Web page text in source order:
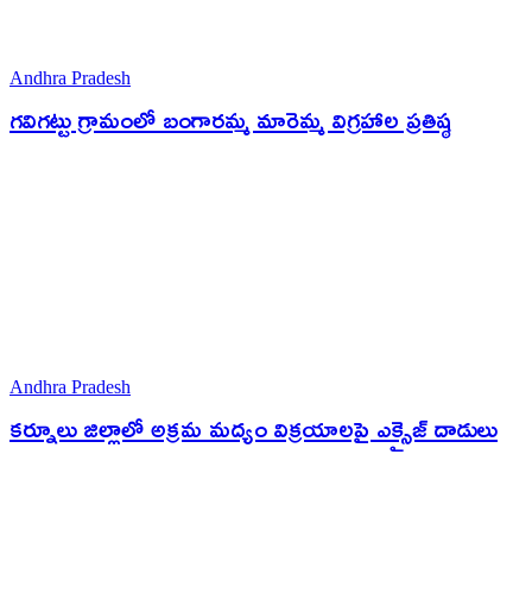
Andhra Pradesh
గవిగట్టు గ్రామంలో బంగారమ్మ మారెమ్మ విగ్రహాల ప్రతిష్ఠ
Andhra Pradesh
కర్నూలు జిల్లాలో అక్రమ మద్యం విక్రయాలపై ఎక్సైజ్ దాడులు